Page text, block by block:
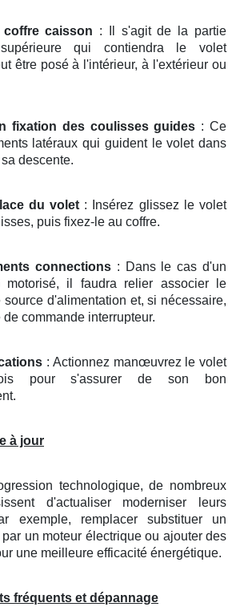
caisson : Il s'agit de la partie
qui contiendra le volet
être posé à l'intérieur, à l'extérieur ou
fixation des coulisses guides : Ce
latéraux qui guident le volet dans
descente.
du volet: Insérez glissez le volet
puis fixez-le au coffre.
connections: Dans le cas d'un
motorisé, il faudra relier associer le
source d'alimentation et, si nécessaire,
commande interrupteur.
: Actionnez manœuvrez le volet
pour s'assurer de son bon
à jour
technologique, de nombreux
d'actualiser moderniser leurs
exemple, remplacer substituer un
un moteur électrique ou ajouter des
une meilleure efficacité énergétique.
fréquents et dépannage